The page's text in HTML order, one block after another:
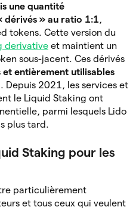
une quantité
dérivés » au ratio 1:1,
tokens. Cette version du
derivative et maintient un
sous-jacent. Ces dérivés
entièrement utilisables
. Depuis 2021, les services et
le Liquid Staking ont
parmi lesquels Lido
plus tard.
Staking pour les
particulièrement
et tous ceux qui veulent